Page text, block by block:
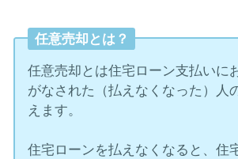
任意売却とは？
任意売却とは住宅ローン支払いに
がなされた（払えなくなった）人
えます。
住宅ローンを払えなくなると、住